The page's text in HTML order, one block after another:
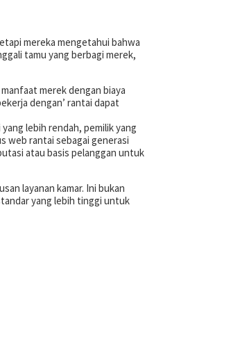
mereka mengetahui bahwa
tamu yang berbagi merek,
merek dengan biaya
dengan’ rantai dapat
lebih rendah, pemilik yang
web rantai sebagai generasi
atau basis pelanggan untuk
layanan kamar. Ini bukan
yang lebih tinggi untuk